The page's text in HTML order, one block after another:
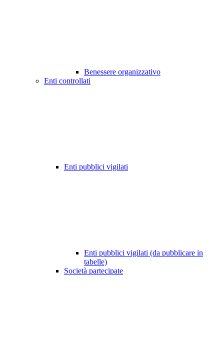
Benessere organizzativo
Enti controllati
Enti pubblici vigilati
Enti pubblici vigilati (da pubblicare in
tabelle)
Società partecipate